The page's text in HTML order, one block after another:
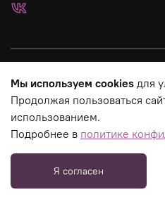
Страницы магазина
Юридическая информация
Мы используем cookies для
Продолжая пользоваться
использованием.
Подробнее в политике
Я согласен